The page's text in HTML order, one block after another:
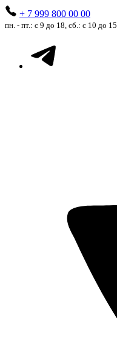
+ 7 999 800 00 00
пн. - пт.: с 9 до 18, сб.: с 10 до 15